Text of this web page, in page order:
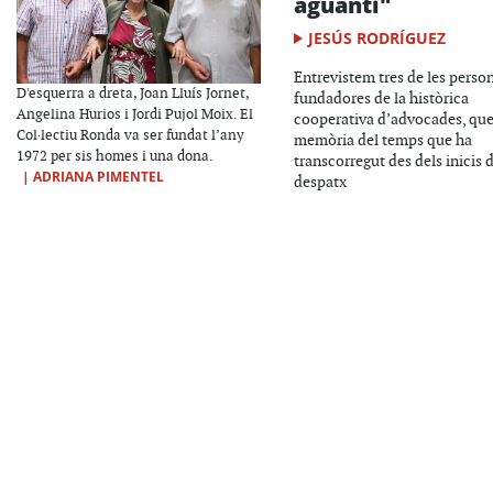
D'esquerra a dreta, Joan Lluís Jornet,
Angelina Hurios i Jordi Pujol Moix. El
Col·lectiu Ronda va ser fundat l’any
1972 per sis homes i una dona.
| ADRIANA PIMENTEL
JESÚS RODRÍGUEZ
Entrevistem tres de les
fundadores de la històrica
cooperativa d’advocades,
memòria del temps que ha
transcorregut des dels inicis
despatx